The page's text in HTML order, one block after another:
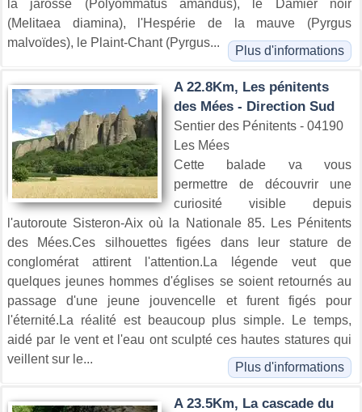
la jarosse (Polyommatus amandus), le Damier noir
(Melitaea diamina), l'Hespérie de la mauve (Pyrgus
malvoïdes), le Plaint-Chant (Pyrgus...
Plus d'informations
A 22.8Km, Les pénitents
des Mées - Direction Sud
Sentier des Pénitents - 04190
Les Mées
Cette balade va vous
permettre de découvrir une
curiosité visible depuis
l'autoroute Sisteron-Aix où la Nationale 85. Les Pénitents
des Mées.Ces silhouettes figées dans leur stature de
conglomérat attirent l'attention.La légende veut que
quelques jeunes hommes d'églises se soient retournés au
passage d'une jeune jouvencelle et furent figés pour
l'éternité.La réalité est beaucoup plus simple. Le temps,
aidé par le vent et l'eau ont sculpté ces hautes statures qui
veillent sur le...
Plus d'informations
A 23.5Km, La cascade du